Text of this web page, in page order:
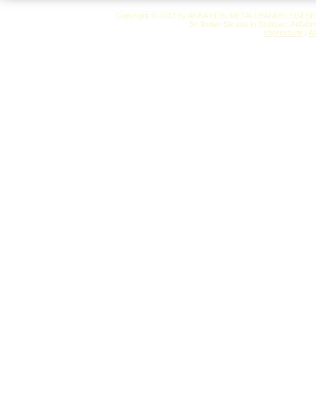
Copyright © 2012 by ANKA
So finden Sie uns in Stuttgart:
Impressum|